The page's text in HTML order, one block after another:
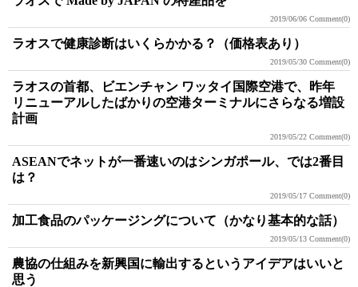
2019/06/06 Comment(0)
ラオスで健康診断はいくらかかる？（価格表あり）
2019/05/30 Comment(0)
ラオスの首都、ビエンチャン ワッタイ国際空港で、昨年
リニューアルしたばかりの空港ターミナルにさらなる増設
計画
2019/05/22 Comment(0)
ASEANでネットが一番速いのはシンガポール、では2番目
は？
2019/05/17 Comment(0)
加工食品のパッケージングについて（かなり基本的な話）
2019/05/13 Comment(0)
農協の仕組みを新興国に輸出するというアイデアはいいと
思う